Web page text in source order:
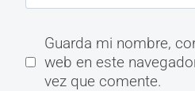
Guarda mi nombre,
web en este
vez que comente.